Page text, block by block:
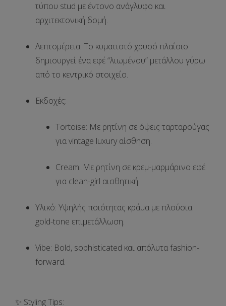
τύπου stud με έντονο ανάγλυφο και
αρχιτεκτονική δομή.
Λεπτομέρεια: Το κυματιστό χρυσό πλαίσιο
δημιουργεί ένα εφέ “λιωμένου” μετάλλου γύρω
από το κεντρικό στοιχείο.
Εκδοχές:
Tortoise: Με ρητίνη σε όψεις ταρταρούγας
για vintage luxury αίσθηση.
Cream: Με ρητίνη σε κρεμ-μαρμάρινο εφέ
για clean-girl αισθητική.
Υλικό: Υψηλής ποιότητας κράμα μεπλούσια
gold-tone επιμετάλλωση.
Vibe: Bold, sophisticated και απόλυτα fashion-
forward.
✨ Styling Tips: